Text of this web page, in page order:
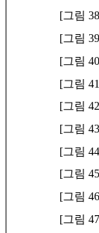
[그림
[그림
[그림
[그림
[그림
[그림
[그림
[그림
[그림
[그림